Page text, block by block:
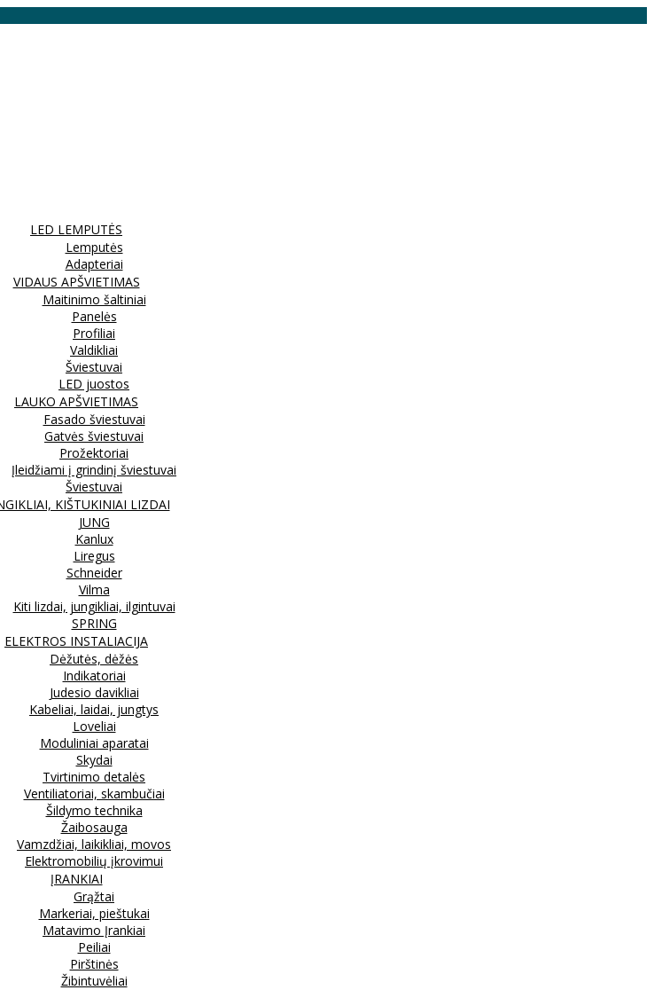
LED LEMPUTĖS
Lemputės
Adapteriai
VIDAUS APŠVIETIMAS
Maitinimo šaltiniai
Panelės
Profiliai
Valdikliai
Šviestuvai
LED juostos
LAUKO APŠVIETIMAS
Fasado šviestuvai
Gatvės šviestuvai
Prožektoriai
Įleidžiami į grindinį šviestuvai
Šviestuvai
KIŠTUKINIAI LIZDAI
JUNG
Kanlux
Liregus
Schneider
Vilma
Kiti lizdai, jungikliai, ilgintuvai
SPRING
ELEKTROS INSTALIACIJA
Dėžutės, dėžės
Indikatoriai
Judesio davikliai
Kabeliai, laidai, jungtys
Loveliai
Moduliniai aparatai
Skydai
Tvirtinimo detalės
Ventiliatoriai, skambučiai
Šildymo technika
Žaibosauga
Vamzdžiai, laikikliai, movos
Elektromobilių įkrovimui
ĮRANKIAI
Grąžtai
Markeriai, pieštukai
Matavimo Įrankiai
Peiliai
Pirštinės
Žibintuvėliai